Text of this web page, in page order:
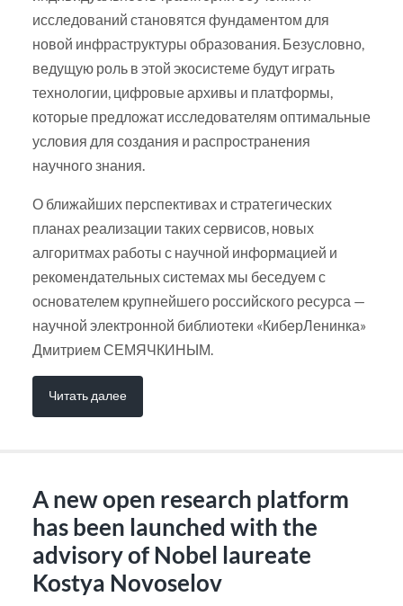
исследований становятся фундаментом для
новой инфраструктуры образования. Безусловно,
ведущую роль в этой экосистеме будут играть
технологии, цифровые архивы и платформы,
которые предложат исследователям оптимальные
условия для создания и распространения
научного знания.
О ближайших перспективах и стратегических
планах реализации таких сервисов, новых
алгоритмах работы с научной информацией и
рекомендательных системах мы беседуем с
основателем крупнейшего российского ресурса —
научной электронной библиотеки «КиберЛенинка»
Дмитрием СЕМЯЧКИНЫМ.
Читать далее
A new open research platform
has been launched with the
advisory of Nobel laureate
Kostya Novoselov